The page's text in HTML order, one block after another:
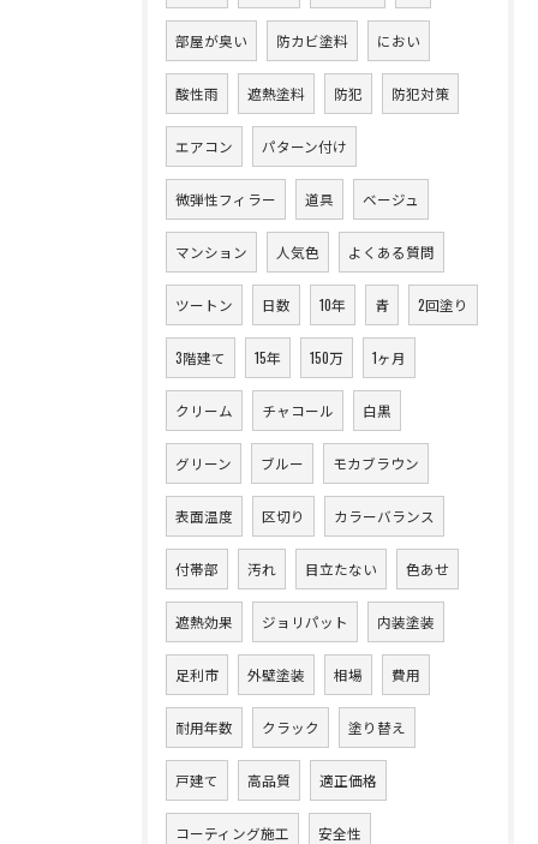
部屋が臭い 防カビ塗料 におい
酸性雨 遮熱塗料 防犯 防犯対策
エアコン パターン付け
微弾性フィラー 道具 ベージュ
マンション 人気色 よくある質問
ツートン 日数 10年 青 2回塗り
3階建て 15年 150万 1ヶ月
クリーム チャコール 白黒
グリーン ブルー モカブラウン
表面温度 区切り カラーバランス
付帯部 汚れ 目立たない 色あせ
遮熱効果 ジョリパット 内装塗装
足利市 外壁塗装 相場 費用
耐用年数 クラック 塗り替え
戸建て 高品質 適正価格
コーティング施工 安全性